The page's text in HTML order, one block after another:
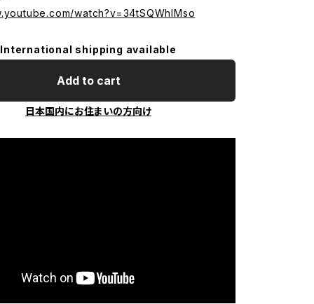
watch?v=34tSQWhlMso
International shipping available
Add to cart
日本国内にお住まいの方向け